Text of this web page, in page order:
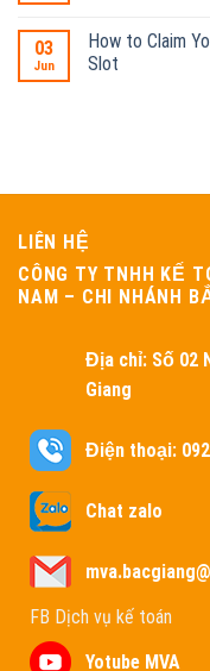
03
Jun
How to Claim
Slot
LIÊN HỆ
CÔNG TY TNHH KẾ
NAM – CHI NHÁNH
Địa chỉ: Số 02
Giang
Điện thoại:
Chat zalo
FB Dịch vụ kế toán
Yotube MVA